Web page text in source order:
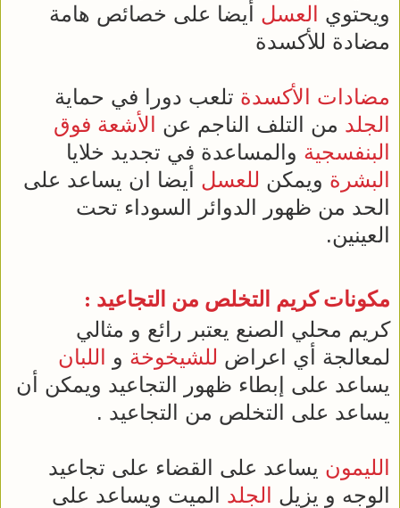
ويحتوي العسل أيضا على خصائص هامة
مضادة للأكسدة
مضادات الأكسدة تلعب دورا في حماية
الجلد من التلف الناجم عن الأشعة فوق
البنفسجية والمساعدة في تجديد خلايا
البشرة ويمكن للعسل أيضا ان يساعد على
الحد من ظهور الدوائر السوداء تحت
العينين.
مكونات كريم التخلص من التجاعيد :
كريم محلي الصنع يعتبر رائع و مثالي
لمعالجة أي اعراض للشيخوخة و اللبان
يساعد على إبطاء ظهور التجاعيد ويمكن أن
يساعد على التخلص من التجاعيد .
الليمون يساعد على القضاء على تجاعيد
الوجه و يزيل الجلد الميت ويساعد على